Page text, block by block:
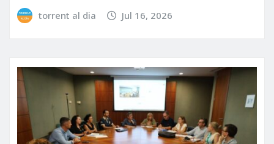
torrent al dia Jul 16, 2026